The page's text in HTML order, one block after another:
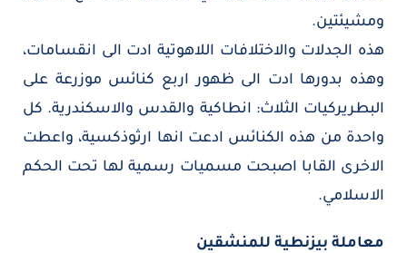
ومشيئتين.
هذه الجدلات والاختلافات اللاهوتية ادت الى انقسامات،
وهذه بدورها ادت الى ظهور اربع كنائس موزرعة على
البطريركيات الثلاث: انطاكية والقدس والاسكندرية. كل
واحدة من هذه الكنائس ادعت انها ارثوذكسية، واعطت
الاخرى القابا اصبحت مسميات رسمية لها تحت الحكم
الاسلامي.
معاملة بيزنطية للمنشقين